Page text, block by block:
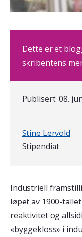
Dette er et
skribentens
Publisert: 08.
Stine Lervold
Stipendiat
Industriell
løpet av 1900-
reaktivitet og
«byggekloss» i